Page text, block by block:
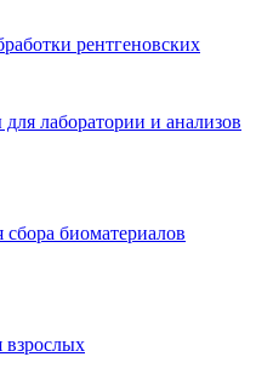
рентгеновских
лаборатории и анализов
биоматериалов
взрослых